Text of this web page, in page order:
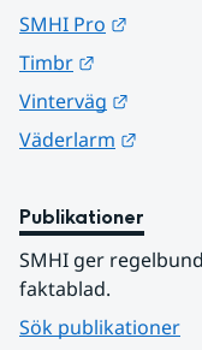
SMHI Pro
Timbr
Vinterväg
Väderlarm
Publikationer
SMHI ger
faktablad.
Sök publikationer